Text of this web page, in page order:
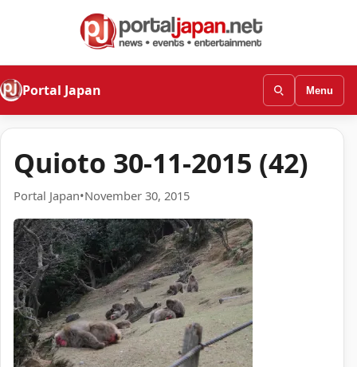
Portal Japan Menu
Quioto 30-11-2015 (42)
Portal Japan•November 30, 2015